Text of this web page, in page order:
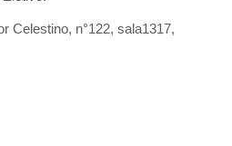
Celestino, n°122, sala1317,